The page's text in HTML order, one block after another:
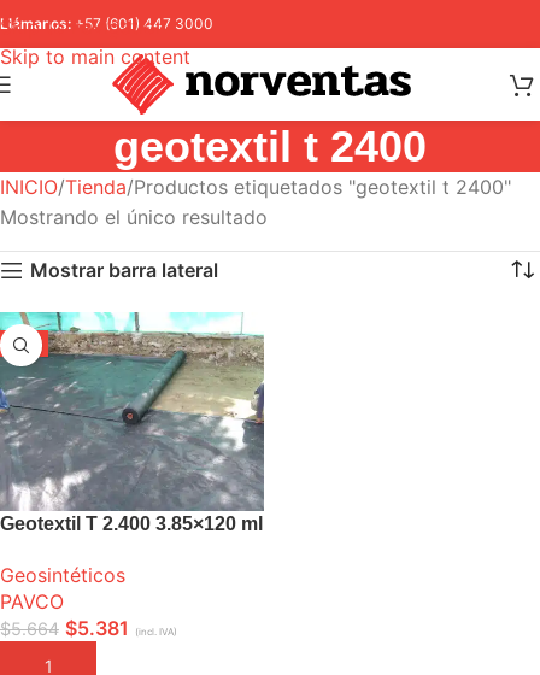
Skip to navigation
Skip to main content
Llámanos: +57 (601) 447 3000
geotextil t 2400
INICIO Tienda Productos etiquetados "geotextil t 2400"
Mostrando el único resultado
Mostrar barra lateral
-5%
Geotextil T 2.400 3.85×120 ml
Geosintéticos
PAVCO
$5.664 $5.381 (incl. IVA)
AÑADIR A LA CESTA